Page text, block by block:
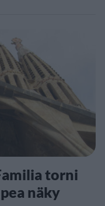
torni
näky